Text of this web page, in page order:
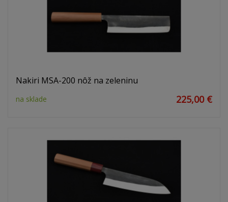
Nakiri MSA-200 nôž na zeleninu
na sklade 225,00 €